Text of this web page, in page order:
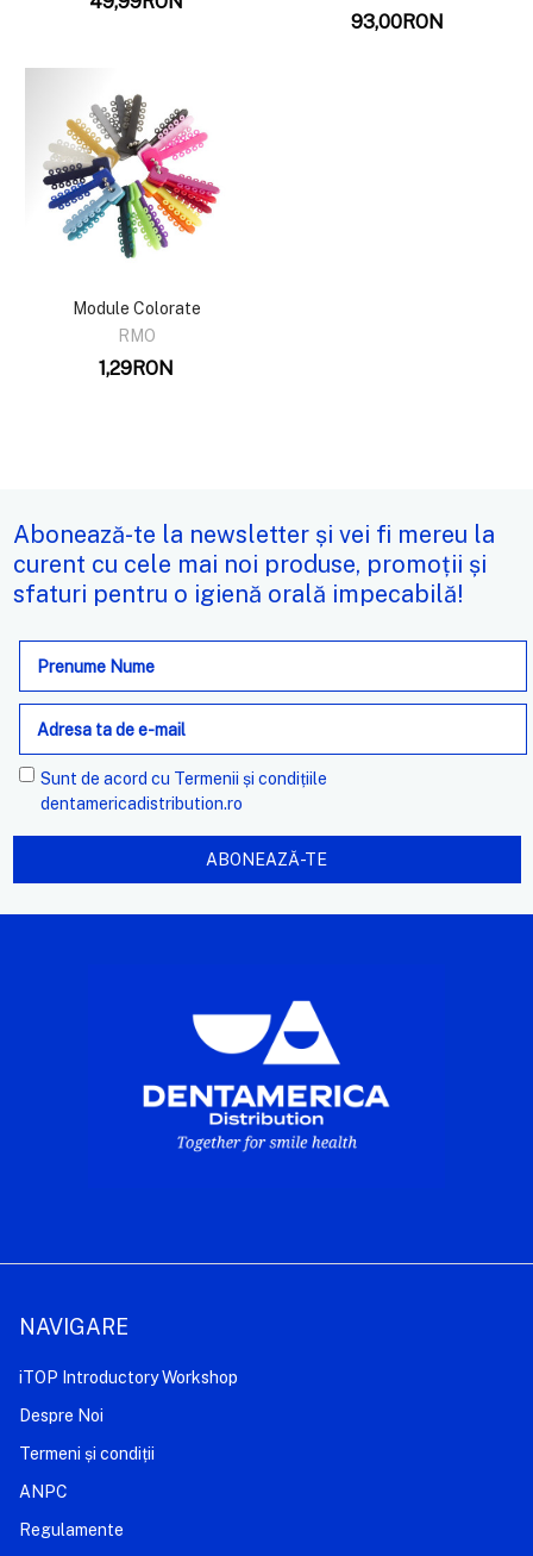
93,00RON
Module Colorate
RMO
1,29RON
Abonează-te la newsletter și vei fi mereu la
curent cu cele mai noi produse, promoții și
sfaturi pentru o igienă orală impecabilă!
Adresa
e-
mail
Sunt de acord cu Termenii și condițiile
dentamericadistribution.ro
NAVIGARE
iTOP Introductory Workshop
Despre Noi
Termeni și condiții
ANPC
Regulamente